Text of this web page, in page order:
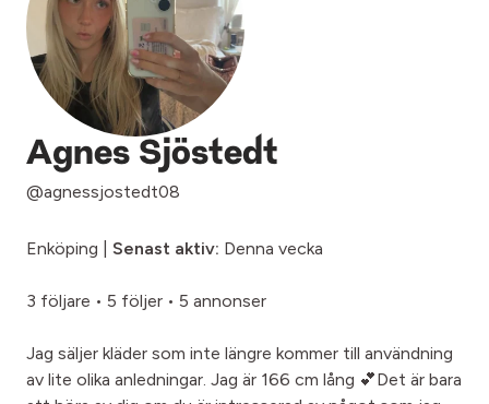
Agnes Sjöstedt
@agnessjostedt08
Enköping | Senast aktiv: Denna vecka
3 följare • 5 följer • 5 annonser
Jag säljer kläder som inte längre kommer till användning
av lite olika anledningar. Jag är 166 cm lång 💕Det är bara